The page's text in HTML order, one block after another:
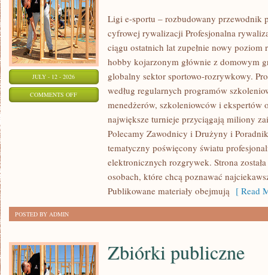
JULY - 12 - 2026
COMMENTS OFFON
Ligi e-sportu – rozbudowany przewodnik
cyfrowej rywalizacji Profesjonalna
ciągu ostatnich lat zupełnie nowy poziom
hobby kojarzonym głównie z domowym
globalny sektor sportowo-rozrywkowy.
według regularnych programów
menedżerów, szkoleniowców i ekspertów
największe turnieje przyciągają miliony
Polecamy Zawodnicy i Drużyny i
tematyczny poświęcony światu
elektronicznych rozgrywek. Strona
osobach, które chcą poznawać
Publikowane materiały obejmują [ Read
POSTED BY ADMIN
Zbiórki publiczne